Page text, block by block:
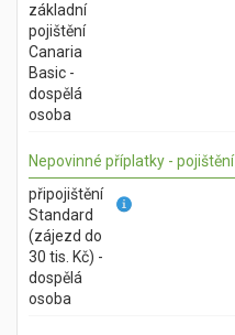
základní
pojištění
Canaria
Basic -
dospělá
osoba
Nepovinné příplatky - pojištění
připojištění
Standard
(zájezd do
30 tis. Kč) -
dospělá
osoba